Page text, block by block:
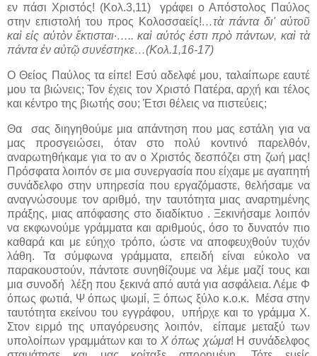
εν πάσι Χριστός! (Κολ.3,11)
γράφει ο Απόστολος Παύλος
στην επιστολή του προς Κολοσσαείς!…τὰ πάντα δι' αὐτοῦ
καὶ εἰς αὐτὸν ἔκτισται·….. καὶ αὐτός ἐστι πρὸ πάντων, καὶ τὰ
πάντα ἐν αὐτῷ συνέστηκε…(Κολ.1,16-17)
Ο Θείος Παύλος τα είπε! Εσύ αδελφέ μου, ταλαίπωρε εαυτέ
μου τα βιώνεις; Τον έχεις τον Χριστό Πατέρα, αρχή και τέλος
και κέντρο της βιωτής σου; Έτσι θέλεις να πιστεύεις;
Θα
σας διηγηθούμε μια απάντηση που μας εστάλη για να
μας προσγειώσει, όταν στο πολύ κοντινό παρελθόν,
αναρωτηθήκαμε για το αν ο Χριστός δεσπόζει στη ζωή μας!
Πρόσφατα λοιπόν σε μια συνεργασία που είχαμε με αγαπητή
συνάδελφο στην υπηρεσία που εργαζόμαστε, θελήσαμε να
αναγνώσουμε τον αριθμό, την ταυτότητα μιας αναρτημένης
πράξης, μιας απόφασης στο διαδίκτυο . Ξεκινήσαμε λοιπόν
να εκφωνούμε γράμματα και αριθμούς, όσο το δυνατόν πιο
καθαρά και με εύηχο τρόπο, ώστε να αποφευχθούν τυχόν
λάθη. Τα σύμφωνα γράμματα, επειδή είναι εύκολο να
παρακουστούν, πάντοτε συνηθίζουμε να λέμε μαζί τους και
μια συνοδή λέξη που ξεκινά από αυτά για ασφάλεια. Λέμε Φ
όπως φωτιά, Ψ όπως ψωμί, Ξ όπως ξύλο κ.ο.κ.
Μέσα στην
ταυτότητα εκείνου του εγγράφου,
υπήρχε και το γράμμα Χ.
Στον ειρμό της υπαγόρευσης λοιπόν,
είπαμε μεταξύ των
υπολοίπων γραμμάτων και το Χ όπως χώμα! Η συνάδελφος